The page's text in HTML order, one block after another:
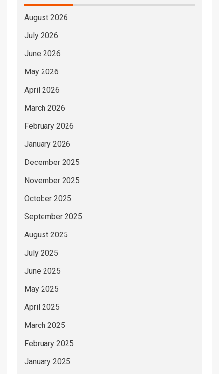
August 2026
July 2026
June 2026
May 2026
April 2026
March 2026
February 2026
January 2026
December 2025
November 2025
October 2025
September 2025
August 2025
July 2025
June 2025
May 2025
April 2025
March 2025
February 2025
January 2025